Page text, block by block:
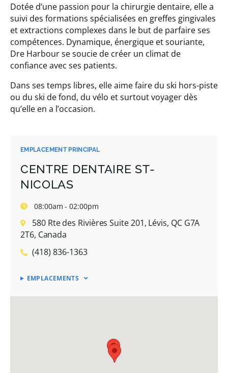
EMPLACEMENT PRINCIPAL
CENTRE DENTAIRE ST-
NICOLAS
08:00am - 02:00pm
580 Rte des Rivières Suite 201, Lévis, QC G7A
2T6, Canada
(418) 836-1363
EMPLACEMENTS
Dotée d’une passion pour la chirurgie dentaire, elle a
suivi des formations spécialisées en greffes gingivales
et extractions complexes dans le but de parfaire ses
compétences. Dynamique, énergique et souriante,
Dre Harbour se soucie de créer un climat de
confiance avec ses patients.
Dans ses temps libres, elle aime faire du ski hors-piste
ou du ski de fond, du vélo et surtout voyager dès
qu’elle en a l’occasion.